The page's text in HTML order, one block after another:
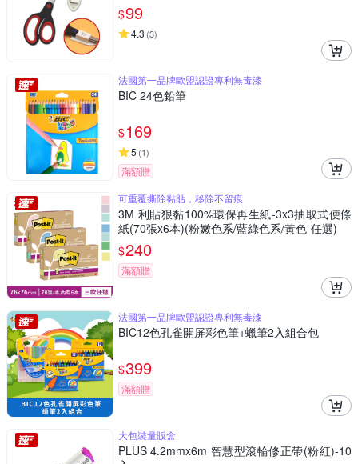
$99
4.3 (3)
法國第一品牌歐盟認證專利無毒漆
BIC 24色鉛筆
$169
5 (1)
滿額贈
可重覆撕除黏貼，移除不留痕
3M 利貼狠黏100%環保再生紙-3x3抽取式便條
紙(70張x6本)(粉嫩色系/藍綠色系/黃色-任選)
$240
滿額贈
法國第一品牌歐盟認證專利無毒漆
BIC12色孔雀開屏彩色筆+蠟筆2入組合包
$399
滿額贈
大包裝量販盒
PLUS 4.2mmx6m 智慧型滾輪修正帶(粉紅)-10